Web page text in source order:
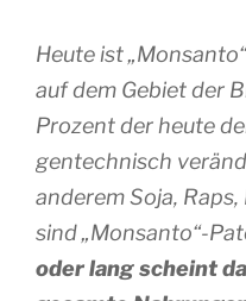
Heute ist
auf dem Gebiet der
Prozent der heute
gentechnisch
anderem Soja,
sind „Monsanto“-
oder lang scheint